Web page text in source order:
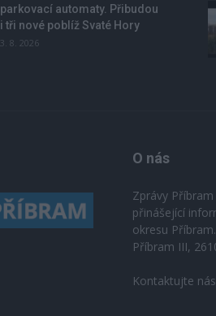
parkovací automaty. Přibudou
i tři nové poblíž Svaté Hory
3. 8. 2026
O nás
Zprávy
přinášející
okresu
Příbram III,
Kontaktujte